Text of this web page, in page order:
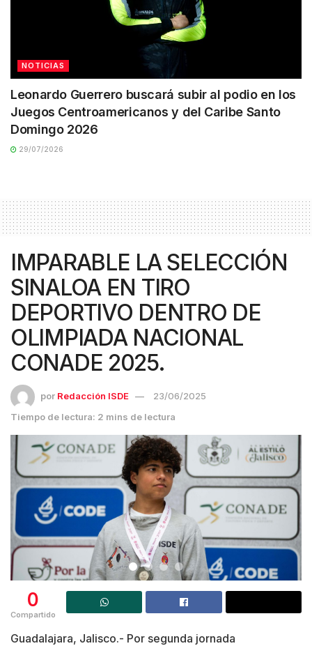
NOTICIAS
Leonardo Guerrero buscará subir al podio en los
Juegos Centroamericanos y del Caribe Santo
Domingo 2026
29/07/2026
IMPARABLE LA SELECCIÓN
SINALOA EN TIRO
DEPORTIVO DENTRO DE
OLIMPIADA NACIONAL
CONADE 2025.
por Redacción ISDE
23/06/2025
Tiempo de lectura: 2 mins de lectura
0
Compartido
Guadalajara, Jalisco.- Por segunda jornada